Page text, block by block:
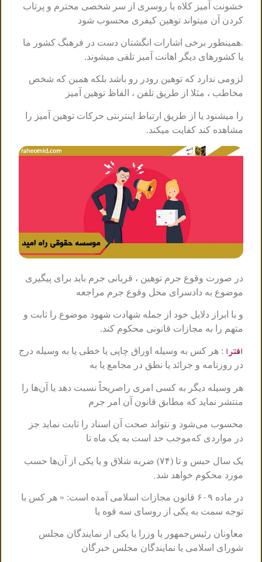
خشونت آمیز کلاه یا روسری از سر شخصی محترم و پرتاب
کردن آن میتواند توهین کیفری محسوب شود
.همینطور برخی اشارات انگشتان دست در فرهنگ کشور ما
یا کشورهای دیگر اهانت آمیز تلقی میشوند.
لزومی ندارد که توهین رودر رو باشد بلکه همین که شخص
مخاطب ، مثلا از طریق تلفن ، الفاظ توهین آمیز
را میشنود یا از طریق ارتباط اینترنتی حرکات توهین آمیز را
مشاهده کند کفایت میکند.
در صورت وقوع جرم توهین ، قربانی جرم باید برای پیگیری
موضوع به دادسرای محل وقوع جرم مراجعه
و با ابراز دلایل خود از جمله شهادت شهود موضوع را ثابت و
متهم را به مجازات قانونی محکوم کند.
افترا : هر کس به وسیله اوراق چاپی یا خطی یا به وسیله درج
در روزنامه و جرائد یا نطق در مجامع یا به
هر وسیله دیگر به کسی امری را‌صریحاً نسبت دهد یا آن‌ها را
منتشر نماید که مطابق قانون آن امر جرم
محسوب می‌شود و نتواند صحت آن اسناد را ثابت نماید جز
در مواردی که‌موجب حد است به یک ماه تا
یک سال حبس و تا (۷۴) ضربه شلاق و یا یکی از آن‌ها حسب
مورد محکوم خواهد شد.
در ماده ۶۰۹ قانون مجازات اسلامی آمده است: « هر کس با
توجه سمت به یکی از روسای سه قوه یا
معاونان رئیس‌جمهور یا وزرا یا یکی از نمایندگان مجلس
شورای اسلامی یا نمایندگان مجلس خبرگان